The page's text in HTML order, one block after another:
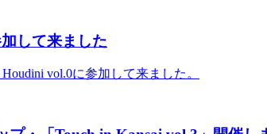
して来ました
vol.0に参加して来ました。